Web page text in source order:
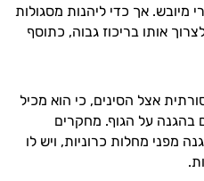
אך כדי ליהנות מסגולות
אותו בריכוז גבוה, כתוסף
אצל הסינים, כי הוא מכיל
בהגנה על הגוף. מחקרים
מפני מחלות כרוניות, ויש לו